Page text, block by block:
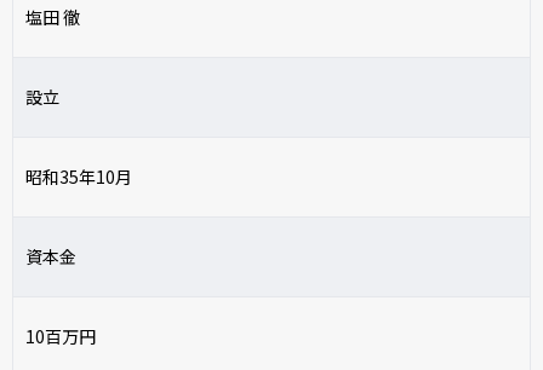
塩田 徹
設立
昭和35年10月
資本金
10百万円